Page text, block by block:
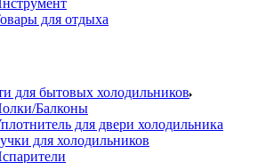
для отдыха
для бытовых холодильников
Балконы
для двери холодильника
для холодильников